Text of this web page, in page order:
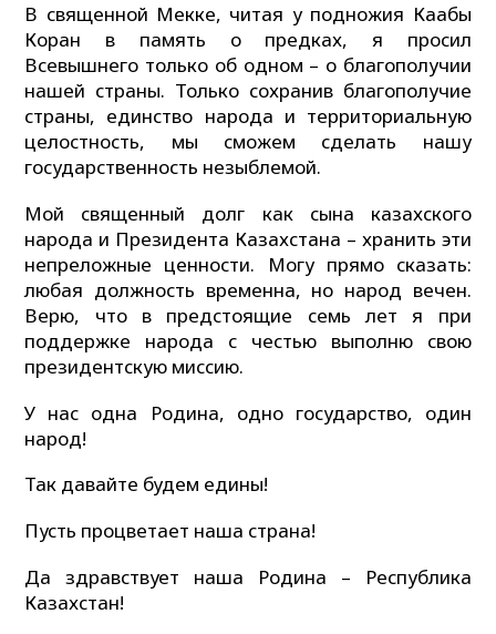
В священной Мекке, читая у подножия Каабы
Коран в память о предках, я просил
Всевышнего только об одном – о благополучии
нашей страны. Только сохранив благополучие
страны, единство народа и территориальную
целостность, мы сможем сделать нашу
государственность незыблемой.
Мой священный долг как сына казахского
народа и Президента Казахстана – хранить эти
непреложные ценности. Могу прямо сказать:
любая должность временна, но народ вечен.
Верю, что в предстоящие семь лет я при
поддержке народа с честью выполню свою
президентскую миссию.
У нас одна Родина, одно государство, один
народ!
Так давайте будем едины!
Пусть процветает наша страна!
Да здравствует наша Родина – Республика
Казахстан!